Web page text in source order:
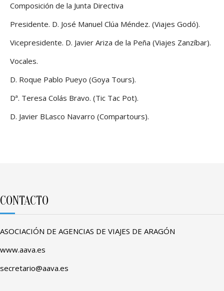
Composición de la Junta Directiva
Presidente. D. José Manuel Clúa Méndez. (Viajes Godó).
Vicepresidente. D. Javier Ariza de la Peña (Viajes Zanzíbar).
Vocales.
D. Roque Pablo Pueyo (Goya Tours).
Dª. Teresa Colás Bravo. (Tic Tac Pot).
D. Javier BLasco Navarro (Compartours).
CONTACTO
ASOCIACIÓN DE AGENCIAS DE VIAJES DE ARAGÓN
www.aava.es
secretario@aava.es